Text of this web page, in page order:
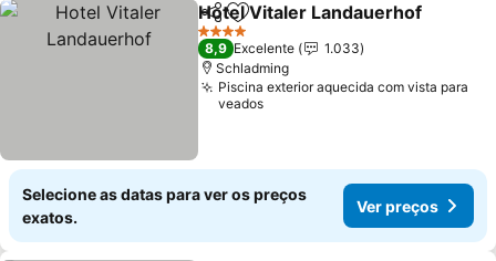
PartilharAdicionar aos favoritos
Hotel Vitaler Landauerhof
4 Estrelas
8,9 Excelente
1.033
Schladming
Piscina exterior aquecida com vista para
veados
Selecione as datas para ver os preços
exatos.
Ver preços